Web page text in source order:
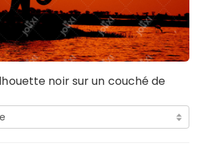
noir sur un couché de